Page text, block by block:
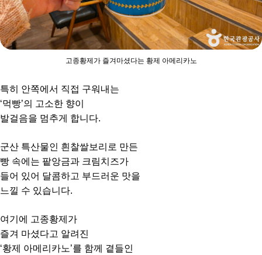
고종황제가 즐겨마셨다는 황제 아메리카노
특히 안쪽에서 직접 구워내는
‘먹빵’의 고소한 향이
발걸음을 멈추게 합니다.
군산 특산물인 흰찰쌀보리로 만든
빵 속에는 팥앙금과 크림치즈가
들어 있어 달콤하고 부드러운 맛을
느낄 수 있습니다.
여기에 고종황제가
즐겨 마셨다고 알려진
‘황제 아메리카노’를 함께 곁들인